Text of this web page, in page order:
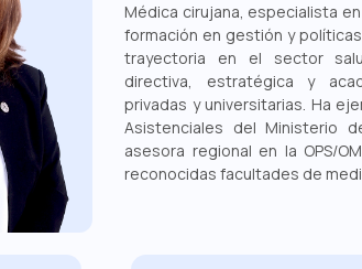
Médica cirujana, especialista
formación en gestión y
trayectoria en el sector
directiva, estratégica y
privadas y universitarias. Ha
Asistenciales del Ministerio
asesora regional en la OPS/
reconocidas facultades de